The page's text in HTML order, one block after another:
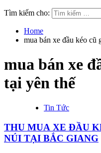
Tìm kiếm cho:
Home
mua bán xe đầu kéo cũ
mua bán xe
tại yên thế
Tin Tức
THU MUA XE ĐẦU
NÚI TẠI BẮC GIANG